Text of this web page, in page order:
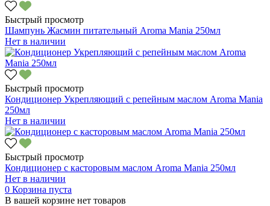
Быстрый просмотр
Шампунь Жасмин питательный Aroma Mania 250мл
Нет в наличии
Быстрый просмотр
Кондиционер Укрепляющий с репейным маслом Aroma Mania
250мл
Нет в наличии
Быстрый просмотр
Кондиционер с касторовым маслом Aroma Mania 250мл
Нет в наличии
0 Корзина пуста
В вашей корзине нет товаров